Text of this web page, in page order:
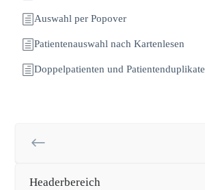
Auswahl per Popover
Patientenauswahl nach Kartenlesen
Doppelpatienten und Patientenduplikate
Headerbereich